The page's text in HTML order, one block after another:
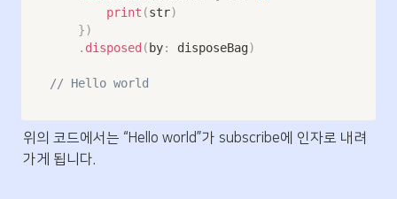
print (str)
})
. disposed ( by: disposeBag)
// Hello world
위의 코드에서는 “Hello world”가 subscribe에 인자로 내려
가게 됩니다.